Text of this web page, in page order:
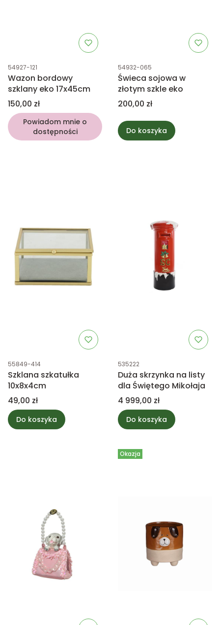
Kod produktu
54927-121
Wazon bordowy
szklany eko 17x45cm
Cena
150,00 zł
Powiadom mnie o
dostępności
Kod produktu
54932-065
Świeca sojowa w
złotym szkle eko
Cena
200,00 zł
Do koszyka
Kod produktu
55849-414
Szklana szkatułka
10x8x4cm
Cena
49,00 zł
Do koszyka
Kod produktu
535222
Duża skrzynka na listy
dla Świętego Mikołaja
Cena
4 999,00 zł
Do koszyka
Okazja